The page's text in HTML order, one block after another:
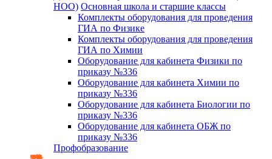
НОО) Основная школа и старшие классы
Комплекты оборудования для проведения
ГИА по Физике
Комплекты оборудования для проведения
ГИА по Химии
Оборудование для кабинета Физики по
приказу №336
Оборудование для кабинета Химии по
приказу №336
Оборудование для кабинета Биологии по
приказу №336
Оборудование для кабинета ОБЖ по
приказу №336
Профобразование